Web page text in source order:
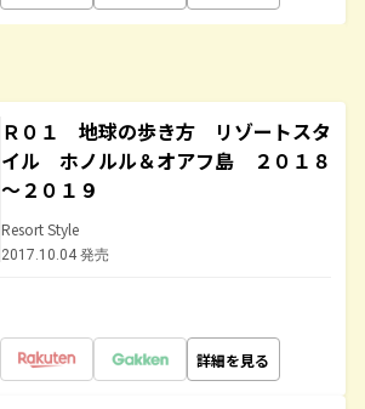
Ｒ０１ 地球の歩き方 リゾートスタ
イル ホノルル＆オアフ島 ２０１８
～２０１９
Resort Style
2017.10.04 発売
詳細を見る